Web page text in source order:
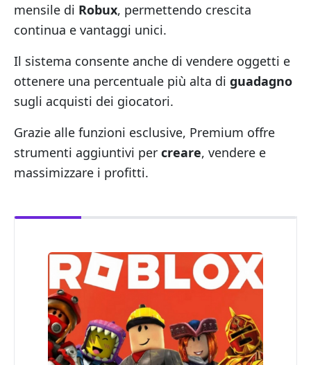
mensile di Robux, permettendo crescita
continua e vantaggi unici.
Il sistema consente anche di vendere oggetti e
ottenere una percentuale più alta di guadagno
sugli acquisti dei giocatori.
Grazie alle funzioni esclusive, Premium offre
strumenti aggiuntivi per creare, vendere e
massimizzare i profitti.